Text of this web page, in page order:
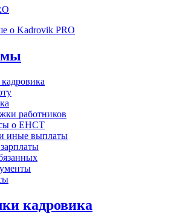
о Kadrovik PRO
работников
о ЕНСТ
иные выплаты
кадровика